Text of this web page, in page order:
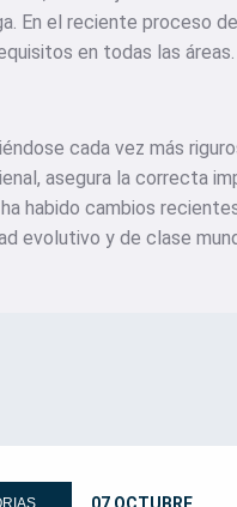
En el reciente proceso
en todas las áreas.
cada vez más
asegura la correcta
habido cambios
evolutivo y de clase